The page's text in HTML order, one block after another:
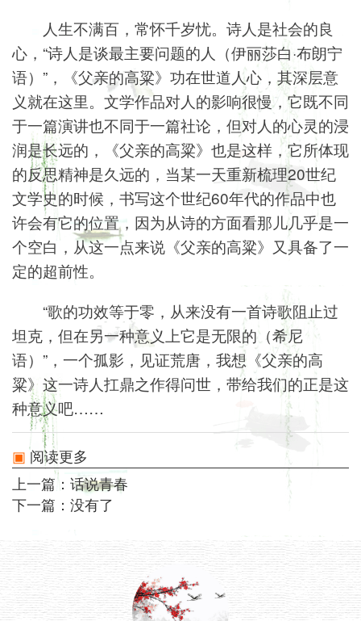
人生不满百，常怀千岁忧。诗人是社会的良
心，“诗人是谈最主要问题的人（伊丽莎白·布朗宁
语）”，《父亲的高粱》功在世道人心，其深层意
义就在这里。文学作品对人的影响很慢，它既不同
于一篇演讲也不同于一篇社论，但对人的心灵的浸
润是长远的，《父亲的高粱》也是这样，它所体现
的反思精神是久远的，当某一天重新梳理20世纪
文学史的时候，书写这个世纪60年代的作品中也
许会有它的位置，因为从诗的方面看那儿几乎是一
个空白，从这一点来说《父亲的高粱》又具备了一
定的超前性。
“歌的功效等于零，从来没有一首诗歌阻止过
坦克，但在另一种意义上它是无限的（希尼
语）”，一个孤影，见证荒唐，我想《父亲的高
粱》这一诗人扛鼎之作得问世，带给我们的正是这
种意义吧……
阅读更多
上一篇： 话说青春
下一篇：没有了